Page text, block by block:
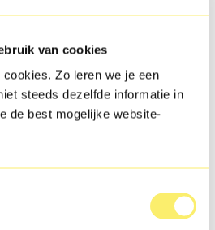
van cookies
Zo leren we je een
steeds dezelfde informatie in
de best mogelijke website-
voor groei en er wordt echt
met Anass